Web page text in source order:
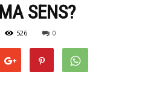
SENS?
526 0